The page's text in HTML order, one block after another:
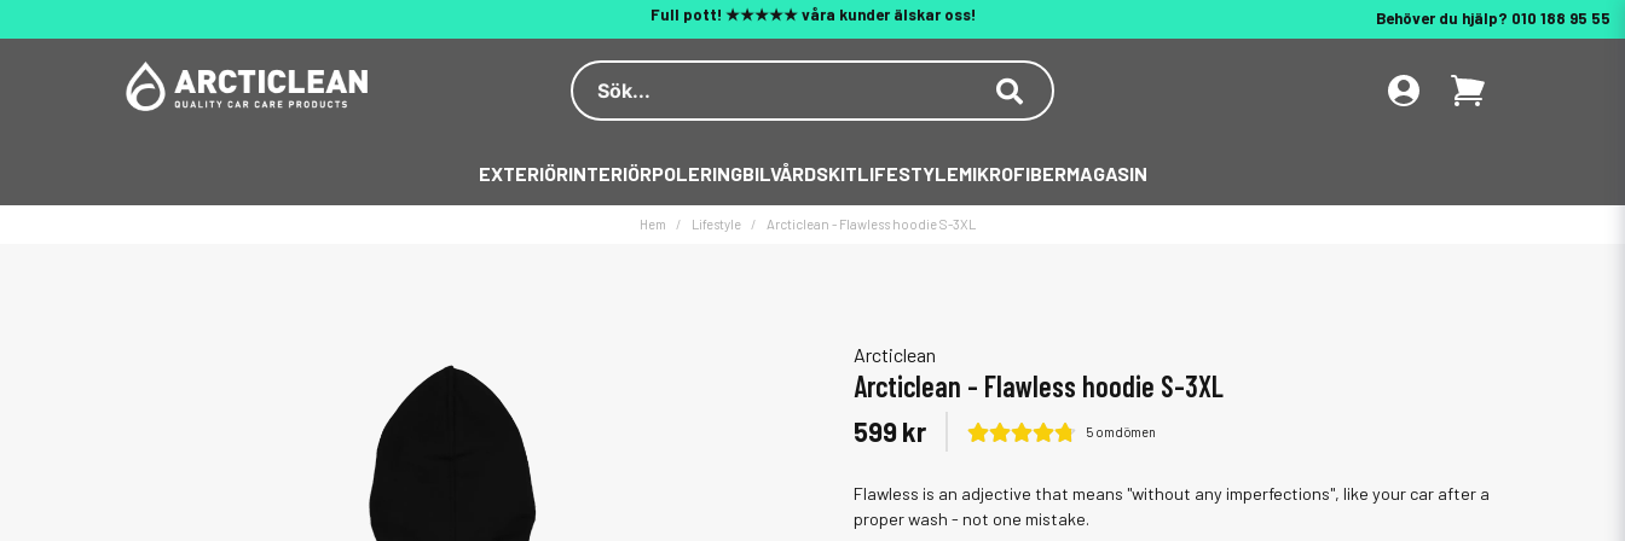
Fri frakt över 1200kr (max 20 kg)
Dekal på köpet över 500 kr
Behöver du hjälp? 010 188 95 55
EXTERIÖRINTERIÖRPOLERINGBILVÅRDSKITLIFESTYLEMIKROFIBERMAGASIN
Hem Lifestyle Arcticlean - Flawless hoodie S-3XL
Arcticlean
Arcticlean - Flawless hoodie S-3XL
599 kr 5 omdömen
Flawless is an adjective that means "without any imperfections", like your car after a
proper wash - not one mistake.